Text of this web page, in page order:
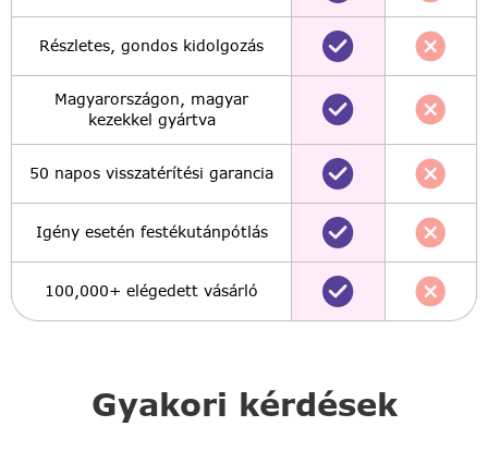
Gyakori kérdések
Részletes, gondos kidolgozás
Magyarországon, magyar
kezekkel gyártva
50 napos visszatérítési garancia
Igény esetén festékutánpótlás
100,000+ elégedett vásárló